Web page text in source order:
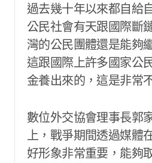
過去幾十年以來都自給
公民社會有天跟國際斷
灣的公民團體還是能夠
這跟國際上許多國家公
金養出來的，這是非常
數位外交協會理事長郭
上，戰爭期間透過媒體
好形象非常重要，能夠